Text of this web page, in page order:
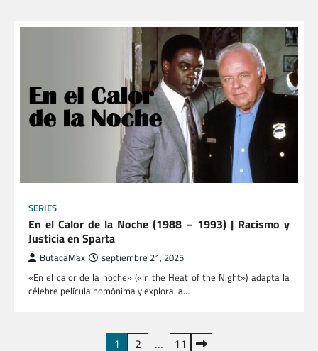
SERIES
En el Calor de la Noche (1988 – 1993) | Racismo y
Justicia en Sparta
ButacaMax septiembre 21, 2025
«En el calor de la noche» («In the Heat of the Night») adapta la
célebre película homónima y explora la…
1 2 … 11